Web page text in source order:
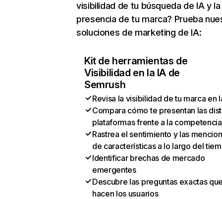
visibilidad de tu búsqueda de IA y la
presencia de tu marca? Prueba
soluciones de marketing de IA:
Kit de herramientas de
Visibilidad en la IA de
Semrush
Revisa la visibilidad de tu marca en
Compara cómo te presentan las
plataformas frente a la competencia
Rastrea el sentimiento y las
de características a lo largo del
Identificar brechas de mercado
emergentes
Descubre las preguntas exactas
hacen los usuarios